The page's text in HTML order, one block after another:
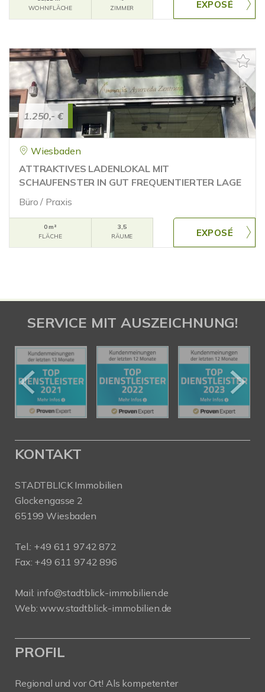
WOHNFLÄCHE
ZIMMER
1.250,- €
Wiesbaden
ATTRAKTIVES LADENLOKAL MIT
SCHAUFENSTER IN GUT FREQUENTIERTER LAGE
Büro / Praxis
0 m²
FLÄCHE
3,5
RÄUME
SERVICE MIT AUSZEICHNUNG!
KONTAKT
STADTBLICK Immobilien
Glockengasse 2
65199 Wiesbaden
Tel.: +49 611 9742 872
Fax: +49 611 9742 896
Mail: info@stadtblick-immobilien.de
Web:www.stadtblick-immobilien.de
PROFIL
Regional und vor Ort! Als kompetenter